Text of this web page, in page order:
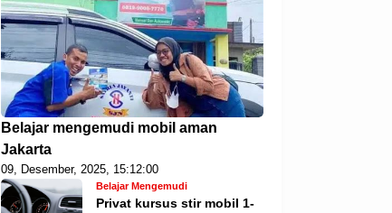
Belajar mengemudi mobil aman
Jakarta
09, Desember, 2025, 15:12:00
Belajar Mengemudi
Privat kursus stir mobil 1-